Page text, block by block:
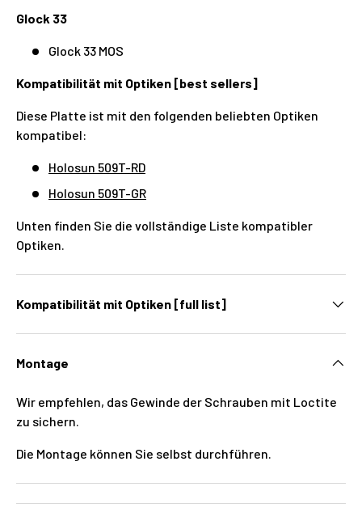
Glock 33
Glock 33 MOS
Kompatibilität mit Optiken [best sellers]
Diese Platte ist mit den folgenden beliebten Optiken
kompatibel:
Holosun 509T-RD
Holosun 509T-GR
Unten finden Sie die vollständige Liste kompatibler
Optiken.
Kompatibilität mit Optiken [full list]
Montage
Wir empfehlen, das Gewinde der Schrauben mit Loctite
zu sichern.
Die Montage können Sie selbst durchführen.